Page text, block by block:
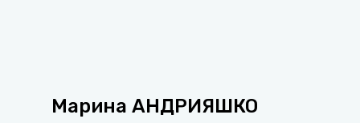
Марина АНДРИЯШКО